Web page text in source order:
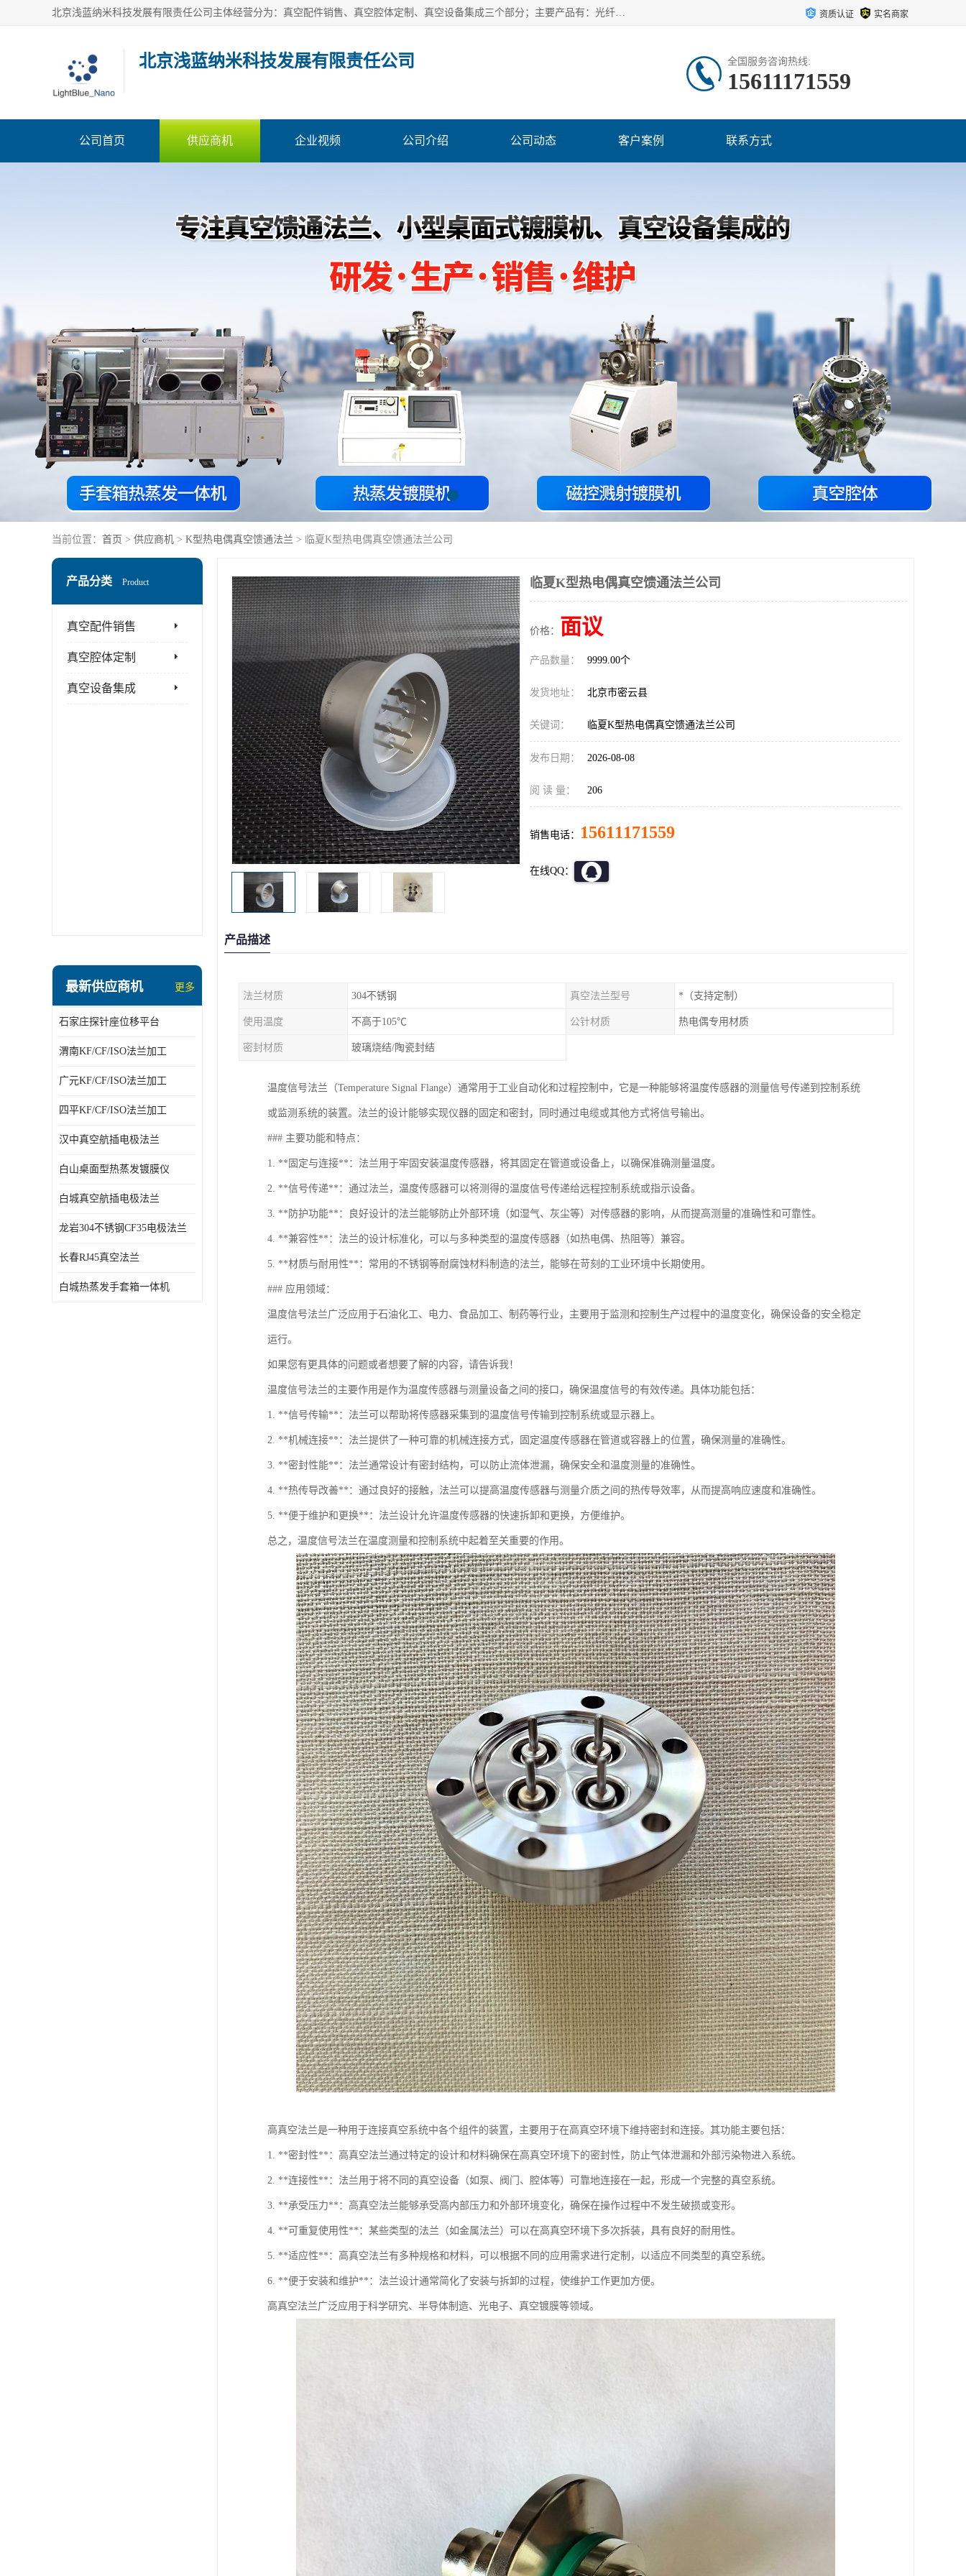
北京浅蓝纳米科技发展有限责任公司主体经营分为：真空配件销售、真空腔体定制、真空设备集成三个部分；主要产品有：光纤真空馈通法兰、光纤真空法兰、光纤法兰、低损耗光纤真空法兰；源瓶、ALD源瓶、MO源瓶、CVD源瓶、50ml源瓶现货、隔膜阀、波纹管密封阀；真空航插电极法兰、电极法兰、真空法兰、信号法兰、陶封电极法兰、D型真空电极；真空腔体定制、磁控溅射、热蒸发镀膜机、PE-CVD、ALD； 资质认证 实名商家
北京浅蓝纳米科技发展有限责任公司 全国服务咨询热线:
15611171559
公司首页 供应商机 企业视频 公司介绍 公司动态 客户案例 联系方式
当前位置： 首页 > 供应商机 > K型热电偶真空馈通法兰 > 临夏K型热电偶真空馈通法兰公司
产品分类 Product
真空配件销售
真空腔体定制
真空设备集成
最新供应商机 更多
石家庄探针座位移平台
渭南KF/CF/ISO法兰加工
广元KF/CF/ISO法兰加工
四平KF/CF/ISO法兰加工
汉中真空航插电极法兰
白山桌面型热蒸发镀膜仪
白城真空航插电极法兰
龙岩304不锈钢CF35电极法兰
长春RJ45真空法兰
白城热蒸发手套箱一体机
临夏K型热电偶真空馈通法兰公司
价格： 面议
产品数量： 9999.00个
发货地址： 北京市密云县
关键词： 临夏K型热电偶真空馈通法兰公司
发布日期： 2026-08-08
阅 读 量： 206
销售电话： 15611171559
在线QQ：
产品描述
法兰材质 304不锈钢 真空法兰型号 *（支持定制）
使用温度 不高于105℃ 公针材质 热电偶专用材质
密封材质 玻璃烧结/陶瓷封结
温度信号法兰（Temperature Signal Flange）通常用于工业自动化和过程控制中，它是一种能够将温度传感器的测量信号传递到控制系统
或监测系统的装置。法兰的设计能够实现仪器的固定和密封，同时通过电缆或其他方式将信号输出。
### 主要功能和特点：
1. **固定与连接**：法兰用于牢固安装温度传感器，将其固定在管道或设备上，以确保准确测量温度。
2. **信号传递**：通过法兰，温度传感器可以将测得的温度信号传递给远程控制系统或指示设备。
3. **防护功能**：良好设计的法兰能够防止外部环境（如湿气、灰尘等）对传感器的影响，从而提高测量的准确性和可靠性。
4. **兼容性**：法兰的设计标准化，可以与多种类型的温度传感器（如热电偶、热阻等）兼容。
5. **材质与耐用性**：常用的不锈钢等耐腐蚀材料制造的法兰，能够在苛刻的工业环境中长期使用。
### 应用领域：
温度信号法兰广泛应用于石油化工、电力、食品加工、制药等行业，主要用于监测和控制生产过程中的温度变化，确保设备的安全稳定
运行。
如果您有更具体的问题或者想要了解的内容，请告诉我！
温度信号法兰的主要作用是作为温度传感器与测量设备之间的接口，确保温度信号的有效传递。具体功能包括：
1. **信号传输**：法兰可以帮助将传感器采集到的温度信号传输到控制系统或显示器上。
2. **机械连接**：法兰提供了一种可靠的机械连接方式，固定温度传感器在管道或容器上的位置，确保测量的准确性。
3. **密封性能**：法兰通常设计有密封结构，可以防止流体泄漏，确保安全和温度测量的准确性。
4. **热传导改善**：通过良好的接触，法兰可以提高温度传感器与测量介质之间的热传导效率，从而提高响应速度和准确性。
5. **便于维护和更换**：法兰设计允许温度传感器的快速拆卸和更换，方便维护。
总之，温度信号法兰在温度测量和控制系统中起着至关重要的作用。
高真空法兰是一种用于连接真空系统中各个组件的装置，主要用于在高真空环境下维持密封和连接。其功能主要包括：
1. **密封性**：高真空法兰通过特定的设计和材料确保在高真空环境下的密封性，防止气体泄漏和外部污染物进入系统。
2. **连接性**：法兰用于将不同的真空设备（如泵、阀门、腔体等）可靠地连接在一起，形成一个完整的真空系统。
3. **承受压力**：高真空法兰能够承受高内部压力和外部环境变化，确保在操作过程中不发生破损或变形。
4. **可重复使用性**：某些类型的法兰（如金属法兰）可以在高真空环境下多次拆装，具有良好的耐用性。
5. **适应性**：高真空法兰有多种规格和材料，可以根据不同的应用需求进行定制，以适应不同类型的真空系统。
6. **便于安装和维护**：法兰设计通常简化了安装与拆卸的过程，使维护工作更加方便。
高真空法兰广泛应用于科学研究、半导体制造、光电子、真空镀膜等领域。